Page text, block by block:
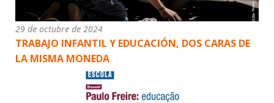
29 de octubre de 2024
TRABAJO INFANTIL Y EDUCACIÓN, DOS CARAS DE
LA MISMA MONEDA